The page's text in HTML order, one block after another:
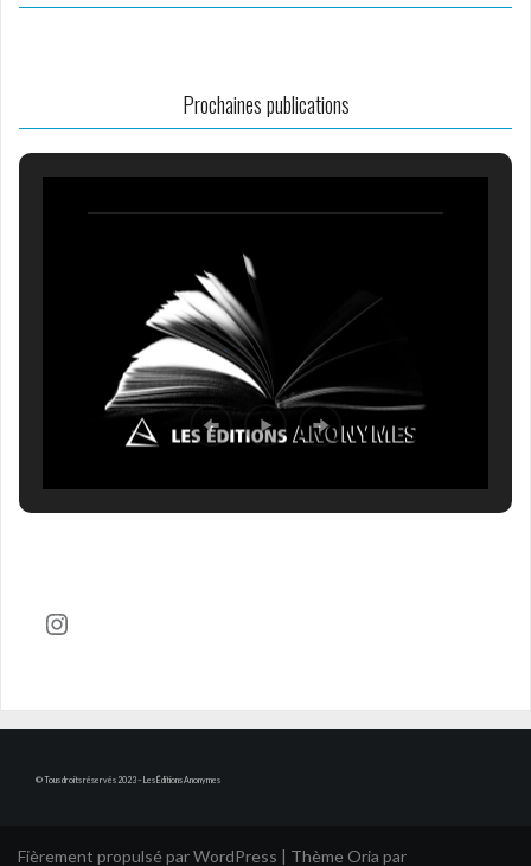
Prochaines publications
Compte Instagram
© Tous droits réservés 2023 – Les Éditions Anonymes
Fièrement propulsé par WordPress | Thème Oria par